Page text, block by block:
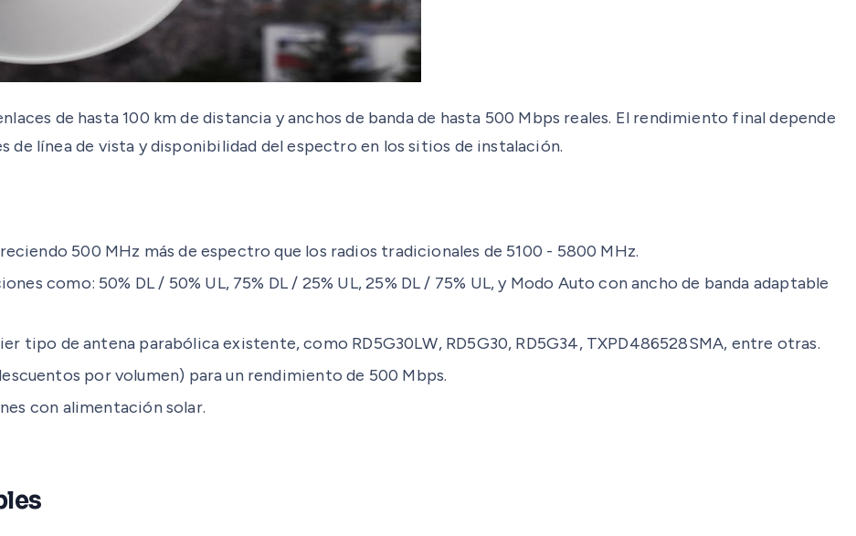
de hasta 100 km de distancia y anchos de banda de hasta 500 Mbps reales. El rendimiento final depende
de línea de vista y disponibilidad del espectro en los sitios de instalación.
500 MHz más de espectro que los radios tradicionales de 5100 - 5800 MHz.
como: 50% DL / 50% UL, 75% DL / 25% UL, 25% DL / 75% UL, y Modo Auto con ancho de banda adaptable
tipo de antena parabólica existente, como RD5G30LW, RD5G30, RD5G34, TXPD486528SMA, entre otras.
por volumen) para un rendimiento de 500 Mbps.
con alimentación solar.